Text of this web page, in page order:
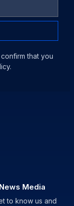
that you
Media
to know us and